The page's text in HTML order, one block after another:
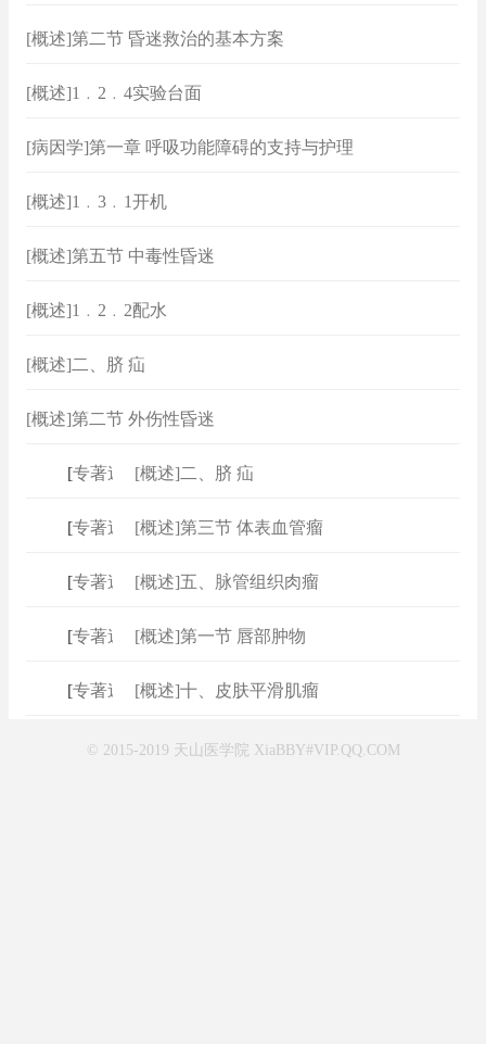
[概述]第二节 昏迷救治的基本方案
[概述]1﹒2﹒4实验台面
[病因学]第一章 呼吸功能障碍的支持与护理
[概述]1﹒3﹒1开机
[概述]第五节 中毒性昏迷
[概述]1﹒2﹒2配水
[概述]二、脐 疝
[概述]第二节 外伤性昏迷
专著速查]
[概述]二、脐 疝
专著速查]
[概述]第三节 体表血管瘤
专著速查]
[概述]五、脉管组织肉瘤
专著速查]
[概述]第一节 唇部肿物
专著速查]
[概述]十、皮肤平滑肌瘤
© 2015-2019 天山医学院 XiaBBY#VIP.QQ.COM